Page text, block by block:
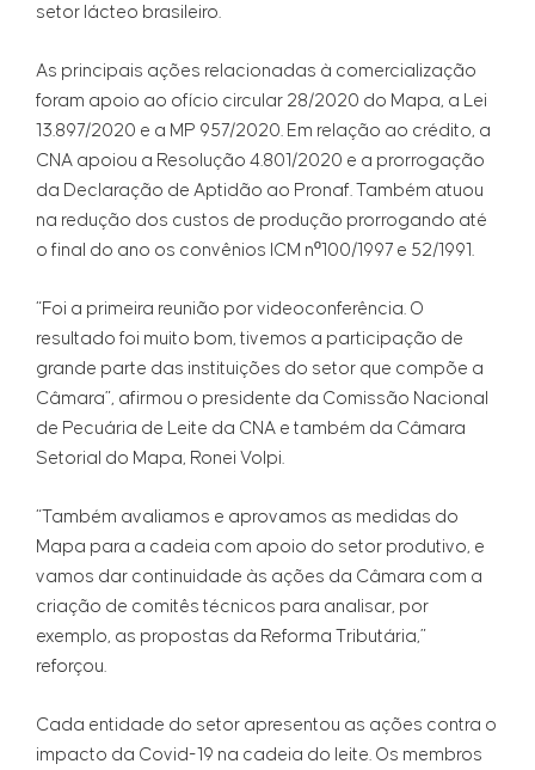
setor lácteo brasileiro.
As principais ações relacionadas à comercialização
foram apoio ao ofício circular 28/2020 do Mapa, a Lei
13.897/2020 e a MP 957/2020. Em relação ao crédito, a
CNA apoiou a Resolução 4.801/2020 e a prorrogação
da Declaração de Aptidão ao Pronaf. Também atuou
na redução dos custos de produção prorrogando até
o final do ano os convênios ICM nº100/1997 e 52/1991.
“Foi a primeira reunião por videoconferência. O
resultado foi muito bom, tivemos a participação de
grande parte das instituições do setor que compõe a
Câmara”, afirmou o presidente da Comissão Nacional
de Pecuária de Leite da CNA e também da Câmara
Setorial do Mapa, Ronei Volpi.
“Também avaliamos e aprovamos as medidas do
Mapa para a cadeia com apoio do setor produtivo, e
vamos dar continuidade às ações da Câmara com a
criação de comitês técnicos para analisar, por
exemplo, as propostas da Reforma Tributária,”
reforçou.
Cada entidade do setor apresentou as ações contra o
impacto da Covid-19 na cadeia do leite. Os membros